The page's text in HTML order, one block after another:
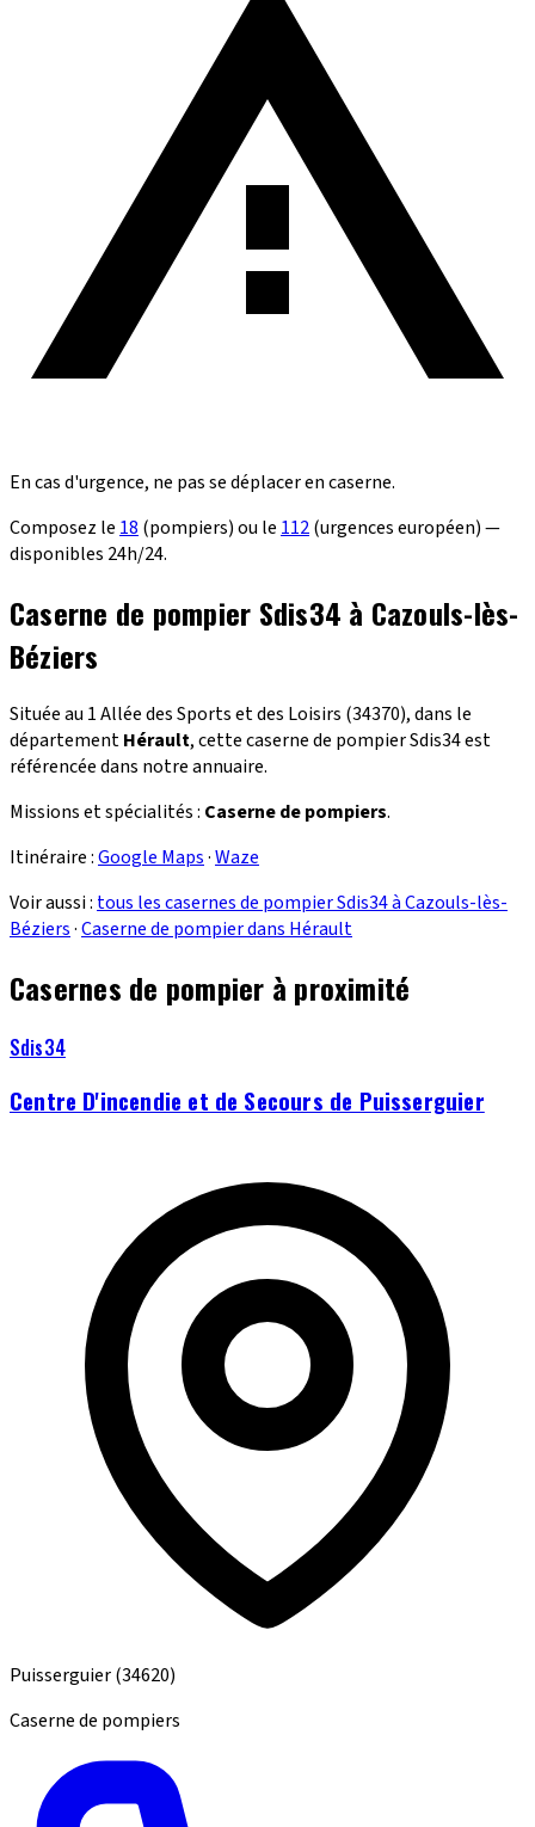
En cas d'urgence, ne pas se déplacer en caserne.
Composez le 18 (pompiers) ou le 112(urgences européen) —
disponibles 24h/24.
Caserne de pompier Sdis34 à Cazouls-lès-
Béziers
Située au 1 Allée des Sports et des Loisirs (34370), dans le
départementHérault, cette caserne de pompier Sdis34 est
référencée dans notre annuaire.
Missions et spécialités : Caserne de pompiers.
Itinéraire :Google Maps·Waze
Voir aussi : tous les casernes de pompier Sdis34 à Cazouls-lès-
Béziers·Caserne de pompier dans Hérault
Casernes de pompier à proximité
Sdis34
Centre D'incendie et de Secours de Puisserguier
Puisserguier(34620)
Caserne de pompiers